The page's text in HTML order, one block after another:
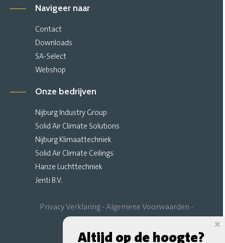
Navigeer naar
Contact
Downloads
SA-Select
Webshop
Onze bedrijven
Nijburg Industry Group
Solid Air Climate Solutions
Nijburg Klimaattechniek
Solid Air Climate Ceilings
Hanze Luchttechniek
Jenti B.V.
Privacy Verklaring Algemene Voorwaarden
Altijd op de hoogte?